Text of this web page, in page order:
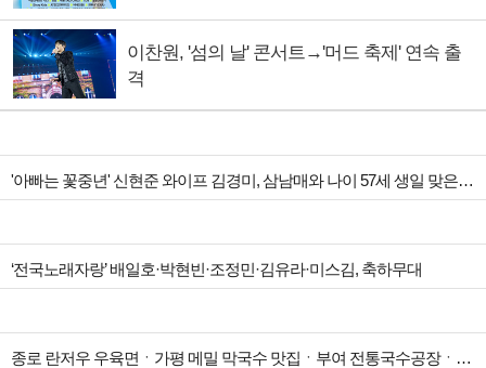
이찬원, '섬의 날' 콘서트→'머드 축제' 연속 출
격
'아빠는 꽃중년' 신현준 와이프 김경미, 삼남매와 나이 57세 생일 맞은 아빠 위해 ‘비밀 파티’ 준비
‘전국노래자랑’ 배일호·박현빈·조정민·김유라·미스김, 축하무대
종로 란저우 우육면ㆍ가평 메밀 막국수 맛집ㆍ부여 전통국수공장ㆍ남양주 제분공장 등 최고의 면발 위한 '극한직업'